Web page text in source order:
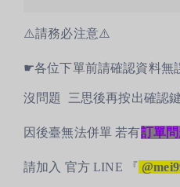
⚠️請務必注意⚠️
☛各位下單前請確認資料無
沒問題 三思後再按出確認
因後臺無法併單 若有訂單
請加入 官方 LINE 『